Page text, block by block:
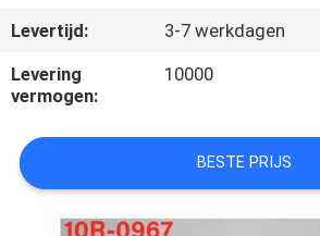
CONTACTEER
ONS
VERZOEK
OM EEN
CITAAT
Levertijd:
3-7 werkdagen
Levering
vermogen:
10000
BESTE PRIJS